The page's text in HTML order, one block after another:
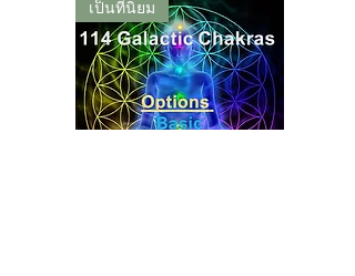
เป็นที่นิยม